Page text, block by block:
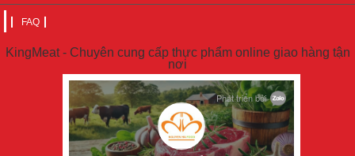
FAQ
KingMeat - Chuyên cung cấp thực phẩm online giao hàng tận
nơi